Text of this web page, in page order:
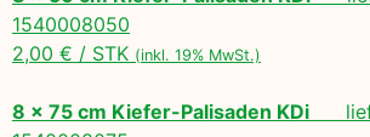
1540008050
2,00 € / STK (inkl. 19% MwSt.)
8 x 75 cm Kiefer-Palisaden KDi